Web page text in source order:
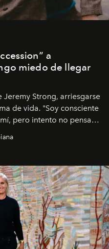
a
miedo de llegar
Jeremy Strong, arriesgarse
de vida. "Soy consciente
pero intento no pensar
Creo que es una